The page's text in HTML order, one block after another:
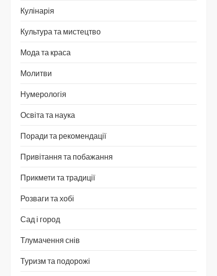
Кулінарія
Культура та мистецтво
Мода та краса
Молитви
Нумерологія
Освіта та наука
Поради та рекомендації
Привітання та побажання
Прикмети та традиції
Розваги та хобі
Сад і город
Тлумачення снів
Туризм та подорожі